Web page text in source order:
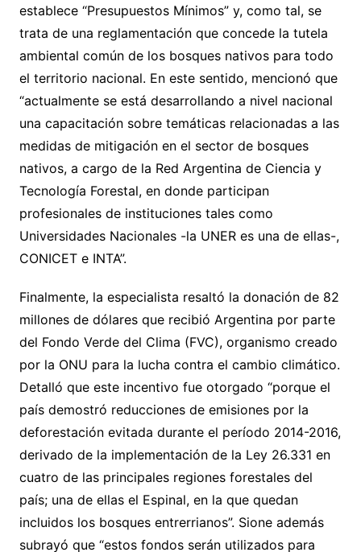
establece “Presupuestos Mínimos” y, como tal, se
trata de una reglamentación que concede la tutela
ambiental común de los bosques nativos para todo
el territorio nacional. En este sentido, mencionó que
“actualmente se está desarrollando a nivel nacional
una capacitación sobre temáticas relacionadas a las
medidas de mitigación en el sector de bosques
nativos, a cargo de la Red Argentina de Ciencia y
Tecnología Forestal, en donde participan
profesionales de instituciones tales como
Universidades Nacionales -la UNER es una de ellas-,
CONICET e INTA”.
Finalmente, la especialista resaltó la donación de 82
millones de dólares que recibió Argentina por parte
del Fondo Verde del Clima (FVC), organismo creado
por la ONU para la lucha contra el cambio climático.
Detalló que este incentivo fue otorgado “porque el
país demostró reducciones de emisiones por la
deforestación evitada durante el período 2014-2016,
derivado de la implementación de la Ley 26.331 en
cuatro de las principales regiones forestales del
país; una de ellas el Espinal, en la que quedan
incluidos los bosques entrerrianos”. Sione además
subrayó que “estos fondos serán utilizados para